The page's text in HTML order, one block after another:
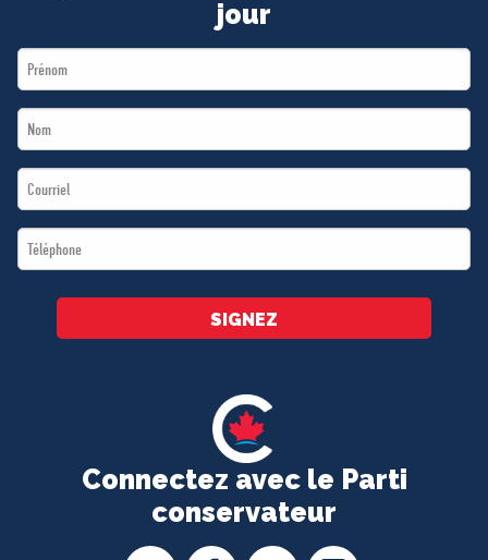
Connectez avec le Parti
conservateur
jour
First
Name
Last
Name
Email
*
Téléphone
*
SIGNEZ